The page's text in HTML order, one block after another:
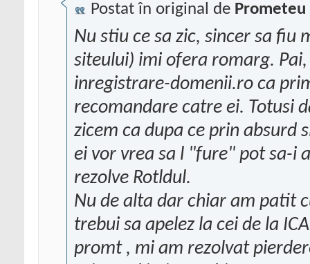
Postat în original de Prometeu
Nu stiu ce sa zic, sincer sa fiu
siteului) imi ofera romarg.
inregistrare-domenii.ro ca
recomandare catre ei. Totusi
zicem ca dupa ce prin absurd
ei vor vrea sa l "fure" pot sa-i
rezolve Rotldul.
Nu de alta dar chiar am patit
trebui sa apelez la cei de la
promt , mi am rezolvat